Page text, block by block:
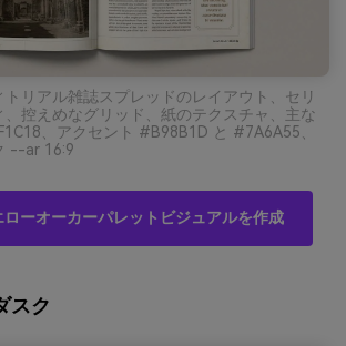
リアル雑誌スプレッドのレイアウト、セリ
、控えめなグリッド、紙のテクスチャ、主な
、アクセント #B98B1D と #7A6A55、
--ar 16:9
ーオーカーパレットビジュアルを作成
スク